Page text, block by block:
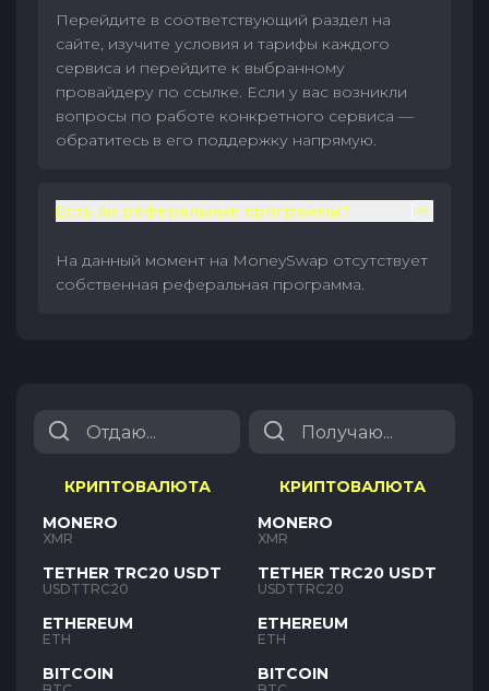
Перейдите в соответствующий раздел на
сайте, изучите условия и тарифы каждого
сервиса и перейдите к выбранному
провайдеру по ссылке. Если у вас возникли
вопросы по работе конкретного сервиса —
обратитесь в его поддержку напрямую.
Есть ли реферальные программы?
На данный момент на MoneySwap отсутствует
собственная реферальная программа.
КРИПТОВАЛЮТА
MONERO
XMR
TETHER TRC20 USDT
USDTTRC20
ETHEREUM
ETH
BITCOIN
КРИПТОВАЛЮТА
MONERO
XMR
TETHER TRC20 USDT
USDTTRC20
ETHEREUM
ETH
BITCOIN